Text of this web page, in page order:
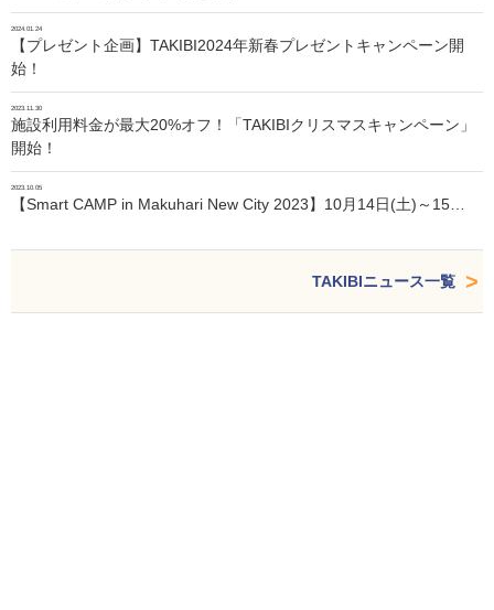
2024.01.24
【プレゼント企画】TAKIBI2024年新春プレゼントキャンペーン開
始！
2023.11.30
施設利用料金が最大20%オフ！「TAKIBIクリスマスキャンペーン」
開始！
2023.10.05
【Smart CAMP in Makuhari New City 2023】10月14日(土)～15…
TAKIBIニュース一覧